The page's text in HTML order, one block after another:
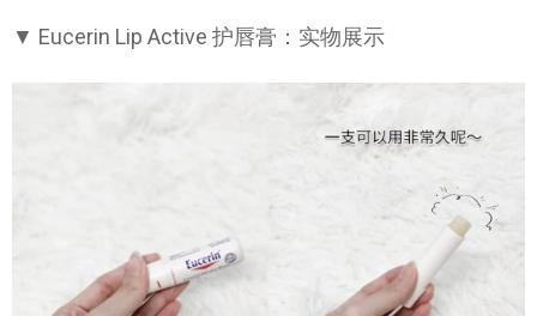
▼ Eucerin Lip Active 护唇膏：实物展示